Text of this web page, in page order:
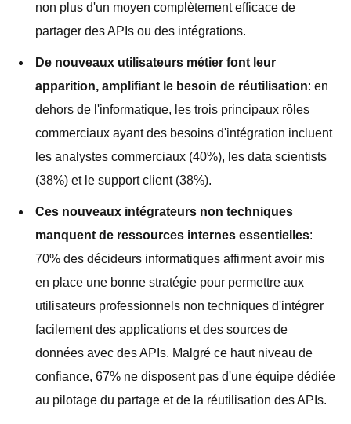
non plus d'un moyen complètement efficace de
partager des APIs ou des intégrations.
De nouveaux utilisateurs métier font leur
apparition, amplifiant le besoin de réutilisation: en
dehors de l'informatique, les trois principaux rôles
commerciaux ayant des besoins d'intégration incluent
les analystes commerciaux (40%), les data scientists
(38%) et le support client (38%).
Ces nouveaux intégrateurs non techniques
manquent de ressources internes essentielles:
70% des décideurs informatiques affirment avoir mis
en place une bonne stratégie pour permettre aux
utilisateurs professionnels non techniques d'intégrer
facilement des applications et des sources de
données avec des APIs. Malgré ce haut niveau de
confiance, 67% ne disposent pas d'une équipe dédiée
au pilotage du partage et de la réutilisation des APIs.